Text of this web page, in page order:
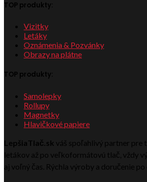
TOP produkty:
Vizitky
Letáky
Oznámenia & Pozvánky
Obrazy na plátne
TOP produkty:
Samolepky
Rollupy
Magnetky
Hlavičkové papiere
LepšiaTlač.sk váš spoľahlivý partner pre
letákov až po veľkoformátovú tlač, vždy
aj voľný čas. Rýchla výroby a doručenie po